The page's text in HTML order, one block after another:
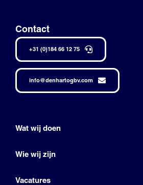
Contact
+31 (0)184 66 12 75
info@denhartogbv.com
Wat wij doen
Wie wij zijn
Vacatures